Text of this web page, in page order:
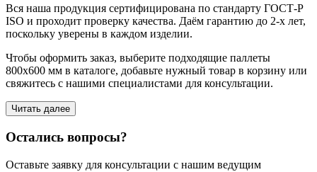
Вся наша продукция сертифицирована по стандарту ГОСТ-Р
ISO и проходит проверку качества. Даём гарантию до 2-х лет,
поскольку уверены в каждом изделии.
Чтобы оформить заказ, выберите подходящие паллеты
800х600 мм в каталоге, добавьте нужный товар в корзину или
свяжитесь с нашими специалистами для консультации.
Читать далее
Остались вопросы?
Оставьте заявку для консультации с нашим ведущим